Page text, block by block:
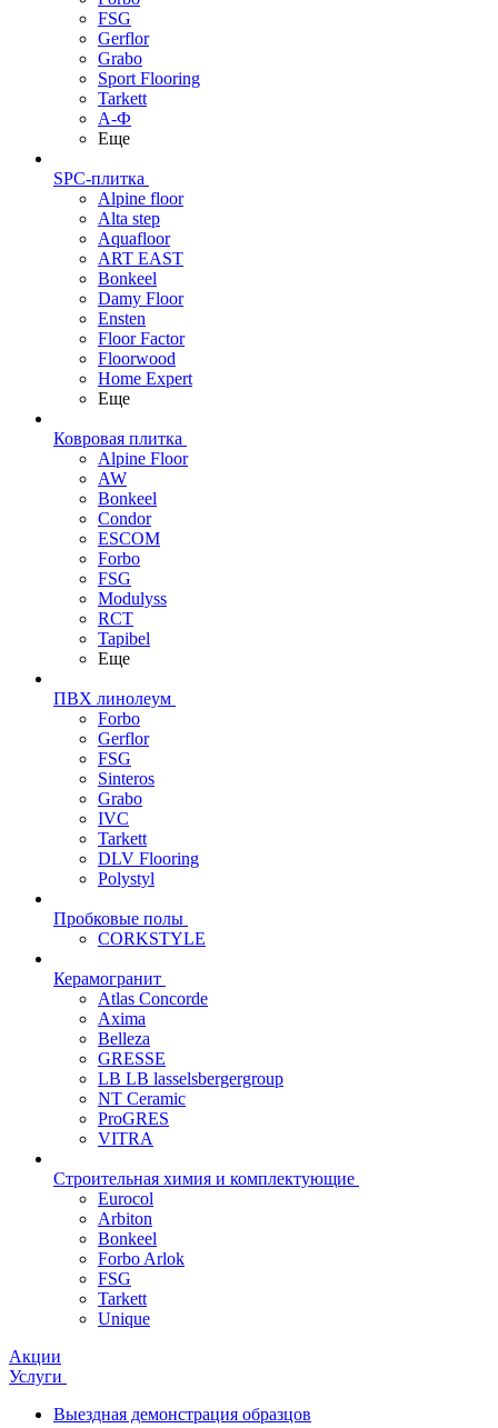
FSG
Gerflor
Grabo
Sport Flooring
Tarkett
А-Ф
Еще
SPC-плитка
Alpine floor
Alta step
Aquafloor
ART EAST
Bonkeel
Damy Floor
Ensten
Floor Factor
Floorwood
Home Expert
Еще
Ковровая плитка
Alpine Floor
AW
Bonkeel
Condor
ESCOM
Forbo
FSG
Modulyss
RCT
Tapibel
Еще
ПВХ линолеум
Forbo
Gerflor
FSG
Sinteros
Grabo
IVC
Tarkett
DLV Flooring
Polystyl
Пробковые полы
CORKSTYLE
Керамогранит
Atlas Concorde
Axima
Belleza
GRESSE
LB LB lasselsbergergroup
NT Ceramic
ProGRES
VITRA
Строительная химия и комплектующие
Eurocol
Arbiton
Bonkeel
Forbo Arlok
FSG
Tarkett
Unique
Акции
Услуги
Выездная демонстрация образцов